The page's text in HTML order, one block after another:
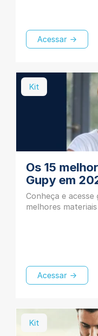
Acessar →
Kit
Os 15
Gupy em
Conheça e
melhores
Acessar →
Kit